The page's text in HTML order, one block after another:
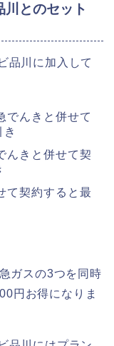
川とのセット
品川に加入して
でんきと併せて
んきと併せて契
て契約すると最
ガスの3つを同時
円お得になりま